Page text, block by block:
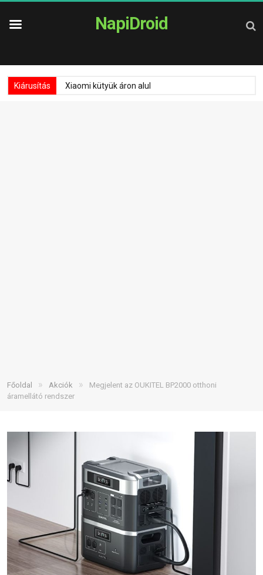
NapiDroid
Kiárusítás Xiaomi kütyük áron alul
Főoldal » Akciók »
Megjelent az OUKITEL BP2000 otthoni
áramellátó rendszer